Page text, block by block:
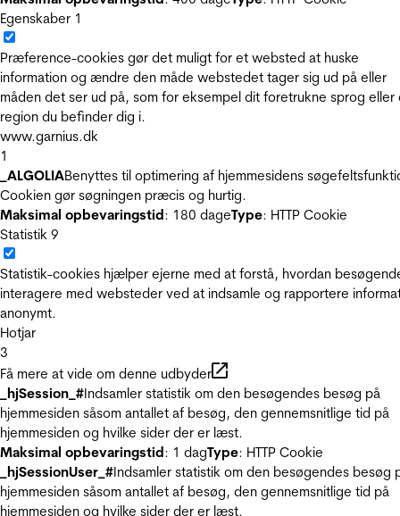
Egenskaber 1
Præference-cookies gør det muligt for et websted at huske
information og ændre den måde webstedet tager sig ud på eller
måden det ser ud på, som for eksempel dit foretrukne sprog eller
region du befinder dig i.
www.garnius.dk
1
_ALGOLIABenyttes til optimering af hjemmesidens
Cookien gør søgningen præcis og hurtig.
Maksimal opbevaringstid: 180 dageType: HTTP Cookie
Statistik 9
Statistik-cookies hjælper ejerne med at forstå, hvordan
interagere med websteder ved at indsamle og rapportere
anonymt.
Hotjar
3
Få mere at vide om denne udbyder
_hjSession_#Indsamler statistik om den besøgendes besøg på
hjemmesiden såsom antallet af besøg, den gennemsnitlige tid på
hjemmesiden og hvilke sider der er læst.
Maksimal opbevaringstid: 1 dagType: HTTP Cookie
_hjSessionUser_#Indsamler statistik om den besøgendes besøg
hjemmesiden såsom antallet af besøg, den gennemsnitlige tid på
hjemmesiden og hvilke sider der er læst.